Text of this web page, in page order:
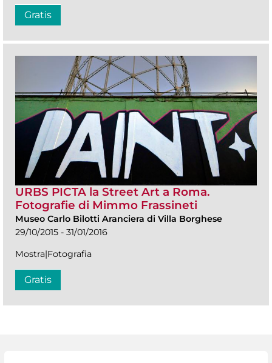
Gratis
URBS PICTA la Street Art a Roma.
Fotografie di Mimmo Frassineti
Museo Carlo Bilotti Aranciera di Villa Borghese
29/10/2015 - 31/01/2016
Mostra|Fotografia
Gratis